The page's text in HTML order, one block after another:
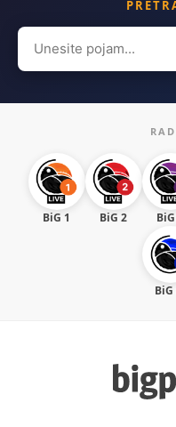
Search
for:
BiG 1 BiG 2
BiG